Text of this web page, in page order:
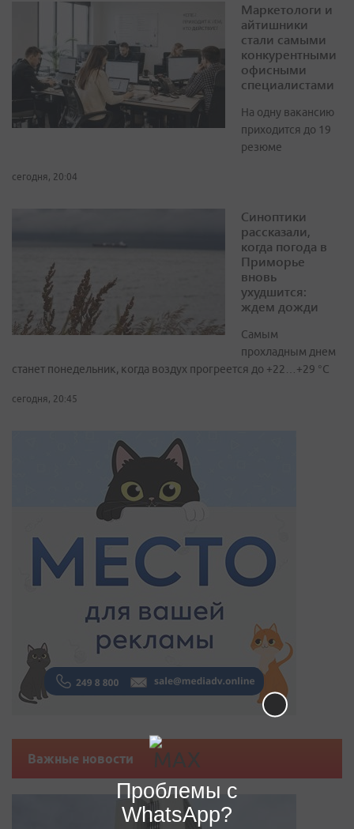
Маркетологи и
айтишники
стали самыми
конкурентными
офисными
специалистами
На одну вакансию
приходится до 19
резюме
сегодня, 20:04
Синоптики
рассказали,
когда погода в
Приморье
вновь
ухудшится:
ждем дожди
Самым
прохладным днем
станет понедельник, когда воздух прогреется до +22…+29 °С
сегодня, 20:45
Важные новости
Проблемы с
WhatsApp?